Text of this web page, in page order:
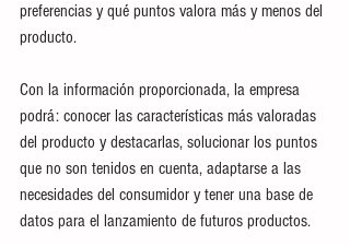
preferencias y qué puntos valora más y menos del
producto.
Con la información proporcionada, la empresa
podrá: conocer las características más valoradas
del producto y destacarlas, solucionar los puntos
que no son tenidos en cuenta, adaptarse a las
necesidades del consumidor y tener una base de
datos para el lanzamiento de futuros productos.